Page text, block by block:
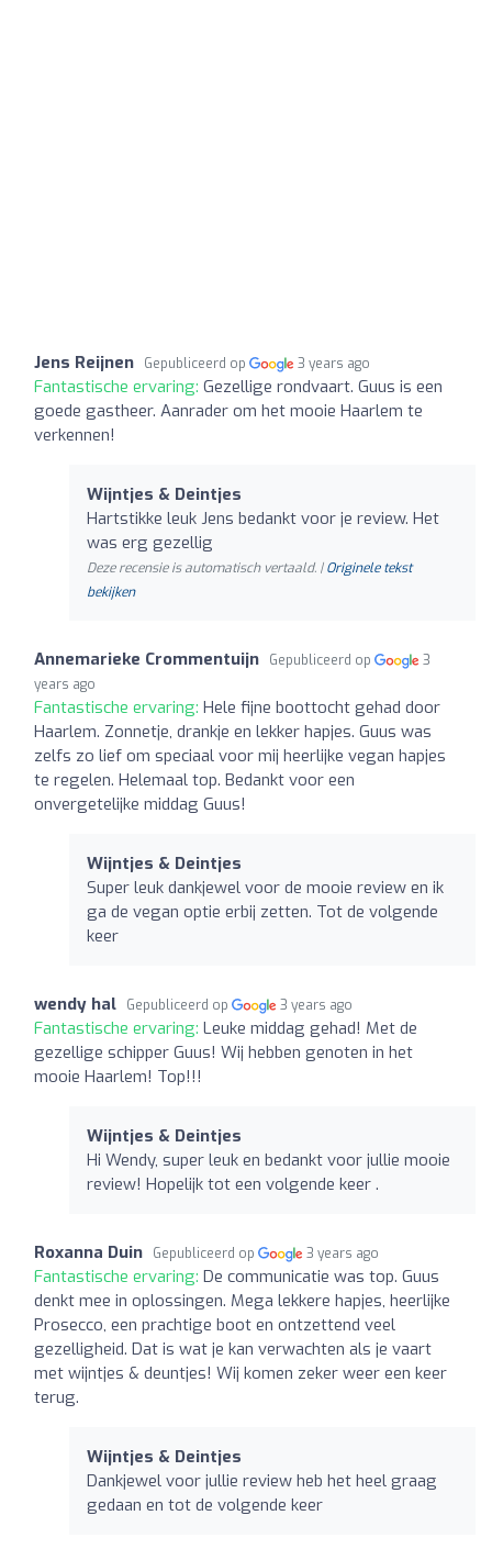
Jens Reijnen Gepubliceerd op 3 years ago
Fantastische ervaring: Gezellige rondvaart. Guus is een
goede gastheer. Aanrader om het mooie Haarlem te
verkennen!
Wijntjes & Deintjes
Hartstikke leuk Jens bedankt voor je review. Het
was erg gezellig
Deze recensie is automatisch vertaald. |Originele tekst
bekijken
Annemarieke Crommentuijn Gepubliceerd op
3
years ago
Fantastische ervaring: Hele fijne boottocht gehad door
Haarlem. Zonnetje, drankje en lekker hapjes. Guus was
zelfs zo lief om speciaal voor mij heerlijke vegan hapjes
te regelen. Helemaal top. Bedankt voor een
onvergetelijke middag Guus!
Wijntjes & Deintjes
Super leuk dankjewel voor de mooie review en ik
ga de vegan optie erbij zetten. Tot de volgende
keer
wendy hal Gepubliceerd op 3 years ago
Fantastische ervaring: Leuke middag gehad! Met de
gezellige schipper Guus! Wij hebben genoten in het
mooie Haarlem! Top!!!
Wijntjes & Deintjes
Hi Wendy, super leuk en bedankt voor jullie mooie
review! Hopelijk tot een volgende keer .
Roxanna Duin Gepubliceerd op 3 years ago
Fantastische ervaring: De communicatie was top. Guus
denkt mee in oplossingen. Mega lekkere hapjes, heerlijke
Prosecco, een prachtige boot en ontzettend veel
gezelligheid. Dat is wat je kan verwachten als je vaart
met wijntjes & deuntjes! Wij komen zeker weer een keer
terug.
Wijntjes & Deintjes
Dankjewel voor jullie review heb het heel graag
gedaan en tot de volgende keer